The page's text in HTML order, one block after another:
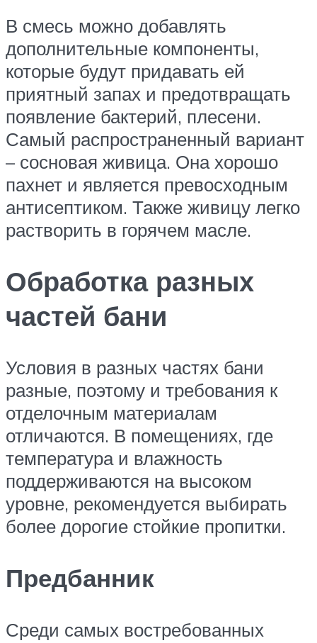
В смесь можно добавлять
дополнительные компоненты,
которые будут придавать ей
приятный запах и предотвращать
появление бактерий, плесени.
Самый распространенный вариант
– сосновая живица. Она хорошо
пахнет и является превосходным
антисептиком. Также живицу легко
растворить в горячем масле.
Обработка разных
частей бани
Условия в разных частях бани
разные, поэтому и требования к
отделочным материалам
отличаются. В помещениях, где
температура и влажность
поддерживаются на высоком
уровне, рекомендуется выбирать
более дорогие стойкие пропитки.
Предбанник
Среди самых востребованных